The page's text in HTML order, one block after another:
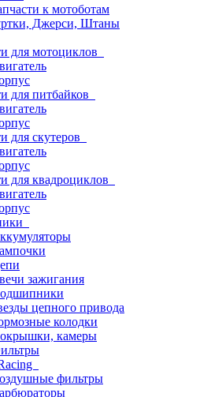
к мотоботам
Джерси, Штаны
для мотоциклов
для питбайков
для скутеров
для квадроциклов
зажигания
цепного привода
колодки
камеры
фильтры